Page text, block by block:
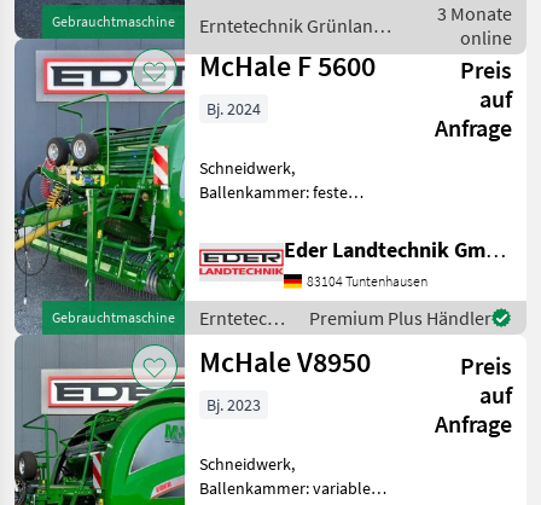
Gebrauchtmaschine
Modell 2022, Ersteinsatz
2024, c
Erntetechnik Grünland
/ McHale
3 Monate
online
Gebrauchtmaschine
McHale F 5600
Preis
auf
Anfrage
Bj. 2024
Schneidwerk,
Ballenkammer: feste
Ballenrampe, Druckluft
Bereifung (h): 520/55 R22, 5,
Geschwindigkeit: 40,
Ballenzahl: 332,
Bordcomputer / Monitor,
Leistun
Eder Landtechnik GmbH
83104 Tuntenhausen
Erntetechnik
Grünland /
McHale
Premium Plus Händler
McHale V8950
Preis
auf
Anfrage
Bj. 2023
Schneidwerk,
Ballenkammer: variable